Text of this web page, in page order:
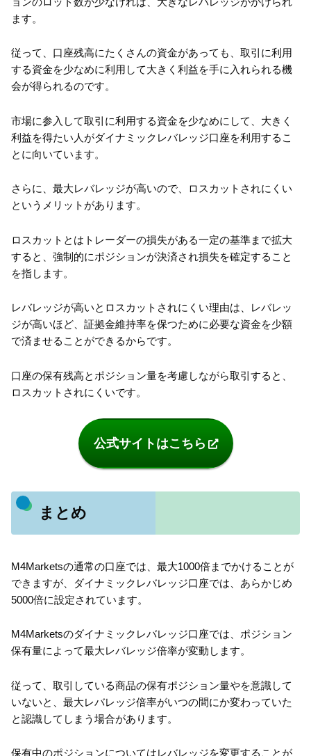
ます。
従って、口座残高にたくさんの資金があっても、取引に利用
する資金を少なめに利用して大きく利益を手に入れられる機
会が得られるのです。
市場に参入して取引に利用する資金を少なめにして、大きく
利益を得たい人がダイナミックレバレッジ口座を利用するこ
とに向いています。
さらに、最大レバレッジが高いので、ロスカットされにくい
というメリットがあります。
ロスカットとはトレーダーの損失がある一定の基準まで拡大
すると、強制的にポジションが決済され損失を確定すること
を指します。
レバレッジが高いとロスカットされにくい理由は、レバレッ
ジが高いほど、証拠金維持率を保つために必要な資金を少額
で済ませることができるからです。
口座の保有残高とポジション量を考慮しながら取引すると、
ロスカットされにくいです。
公式サイトはこちら
まとめ
M4Marketsの通常の口座では、最大1000倍までかけることが
できますが、ダイナミックレバレッジ口座では、あらかじめ
5000倍に設定されています。
M4Marketsのダイナミックレバレッジ口座では、ポジション
保有量によって最大レバレッジ倍率が変動します。
従って、取引している商品の保有ポジション量やを意識して
いないと、最大レバレッジ倍率がいつの間にか変わっていた
と認識してしまう場合があります。
保有中のポジションについてはレバレッジを変更することが